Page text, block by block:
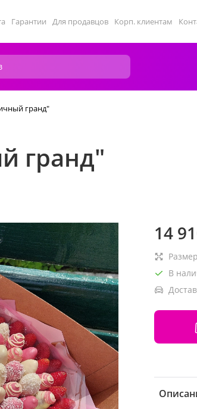
Гарантии Для продавцов Корп. клиентам
гранд"
гранд"
14
В